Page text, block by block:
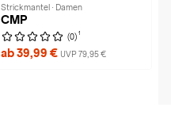
Strickmantel · Damen
CMP
(0) 1
ab 39,99 € UVP 79,95 €